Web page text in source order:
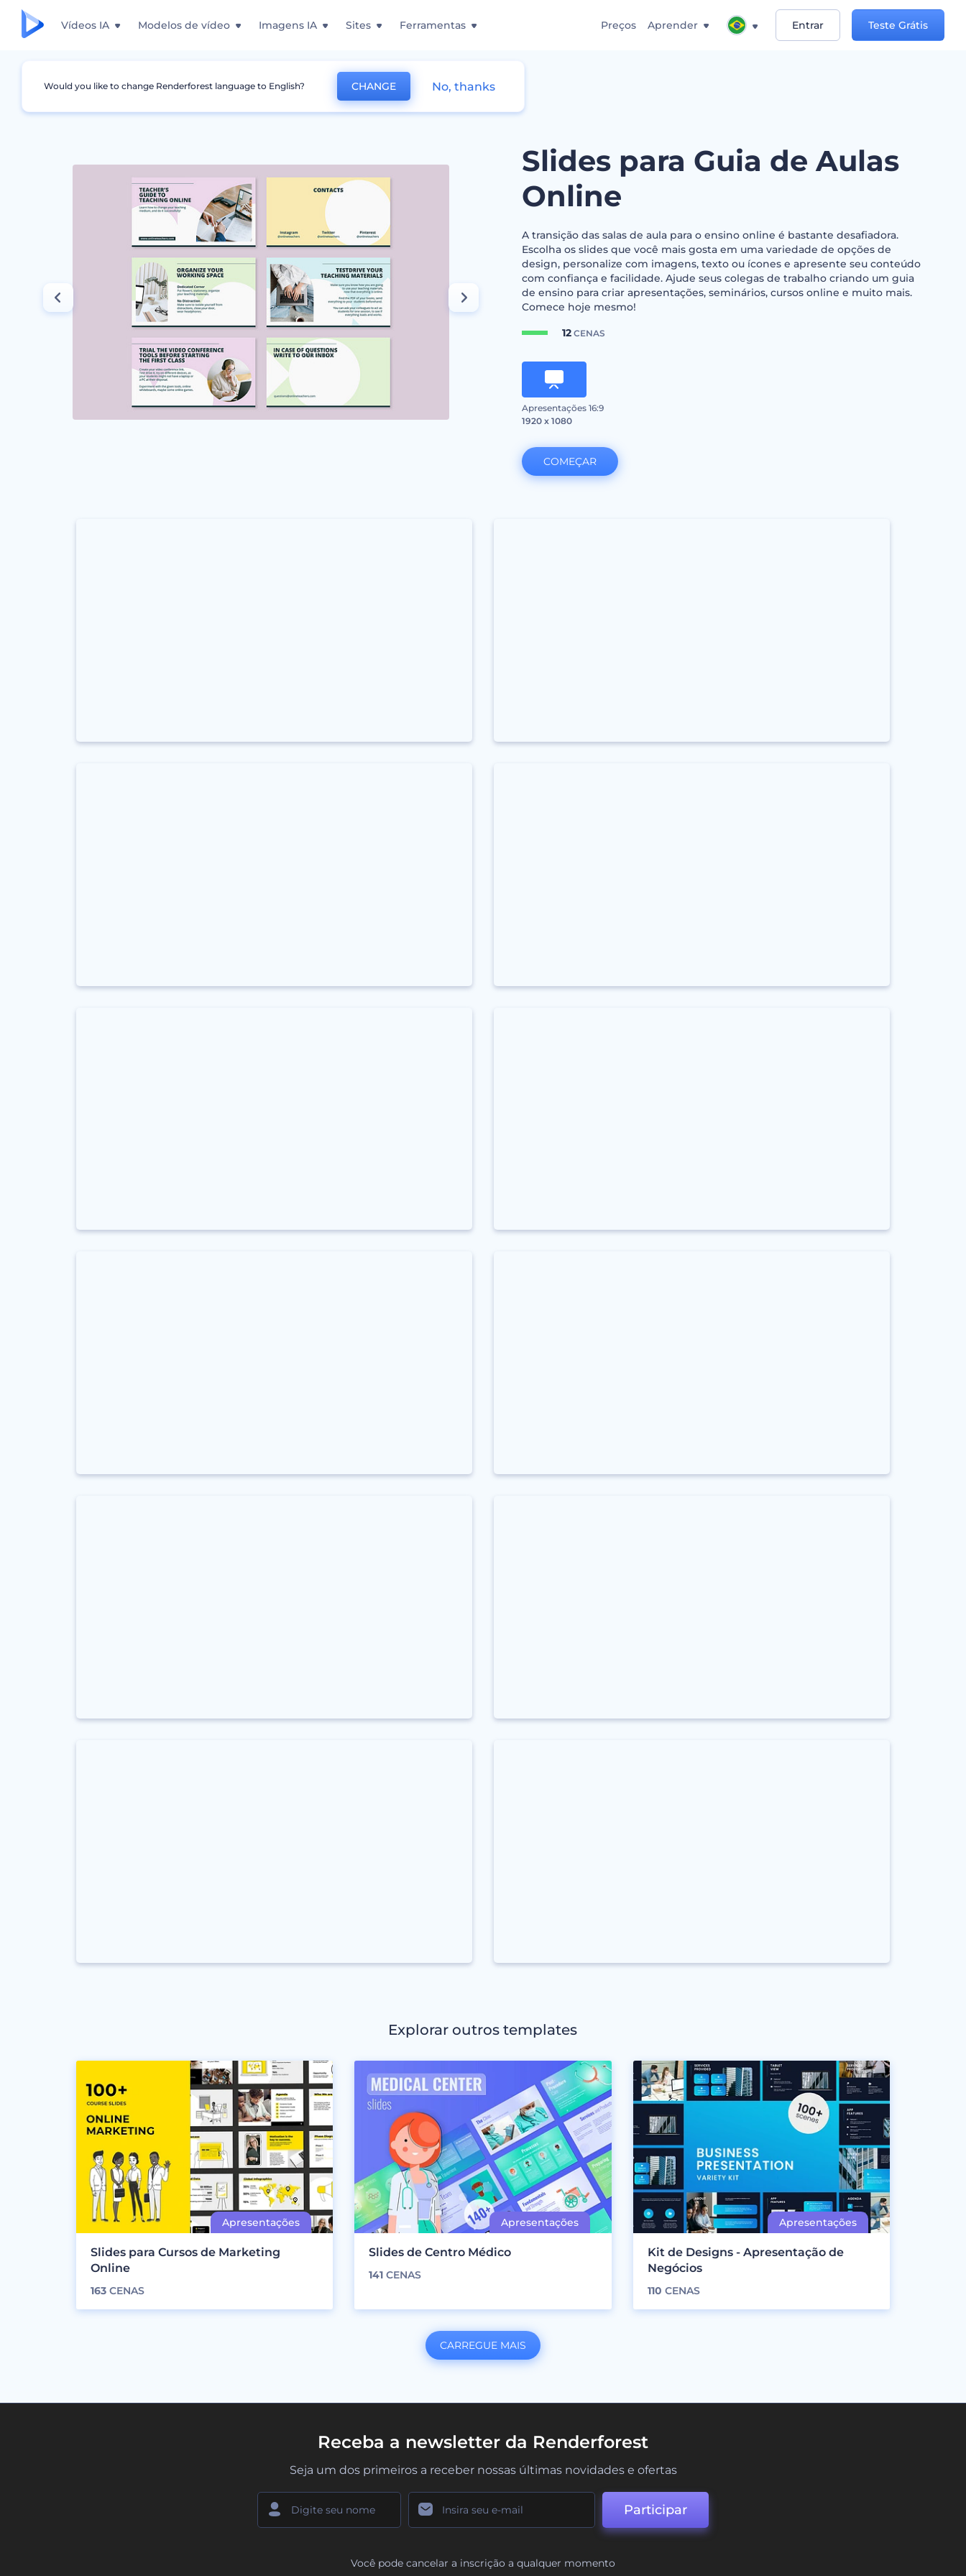
Vídeos IA Modelos de vídeo Imagens IA Sites Ferramentas Preços Aprender Entrar Teste Grátis
Design Gráfico Apresentações Slides para Guia de Aulas Online
Slides para Guia de Aulas
Online
A transição das salas de aula para o ensino online é bastante desafiadora.
Escolha os slides que você mais gosta em uma variedade de opções de
design, personalize com imagens, texto ou ícones e apresente seu conteúdo
com confiança e facilidade. Ajude seus colegas de trabalho criando um guia
de ensino para criar apresentações, seminários, cursos online e muito mais.
Comece hoje mesmo!
12CENAS
Apresentações 16:9
1920 x 1080
COMEÇAR
Explorar outros templates
Slides para Cursos de Marketing
Online
163 CENAS
Slides de Centro Médico
141 CENAS
Kit de Designs - Apresentação de
Negócios
110 CENAS
CARREGUE MAIS
Receba a newsletter da Renderforest
Seja um dos primeiros a receber nossas últimas novidades e ofertas
Participar
Você pode cancelar a inscrição a qualquer momento
Would you like to change Renderforest language to English? CHANGE No, thanks